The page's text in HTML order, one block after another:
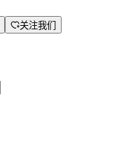
关注我们